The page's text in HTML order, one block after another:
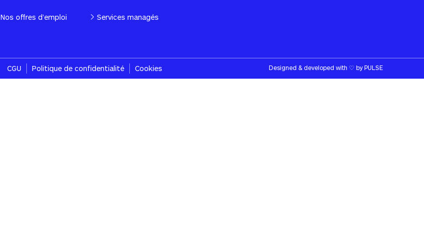
Nos offres d’emploi Services managés
CGU Politique de confidentialité Cookies Designed & developed with ♡ byPULSE